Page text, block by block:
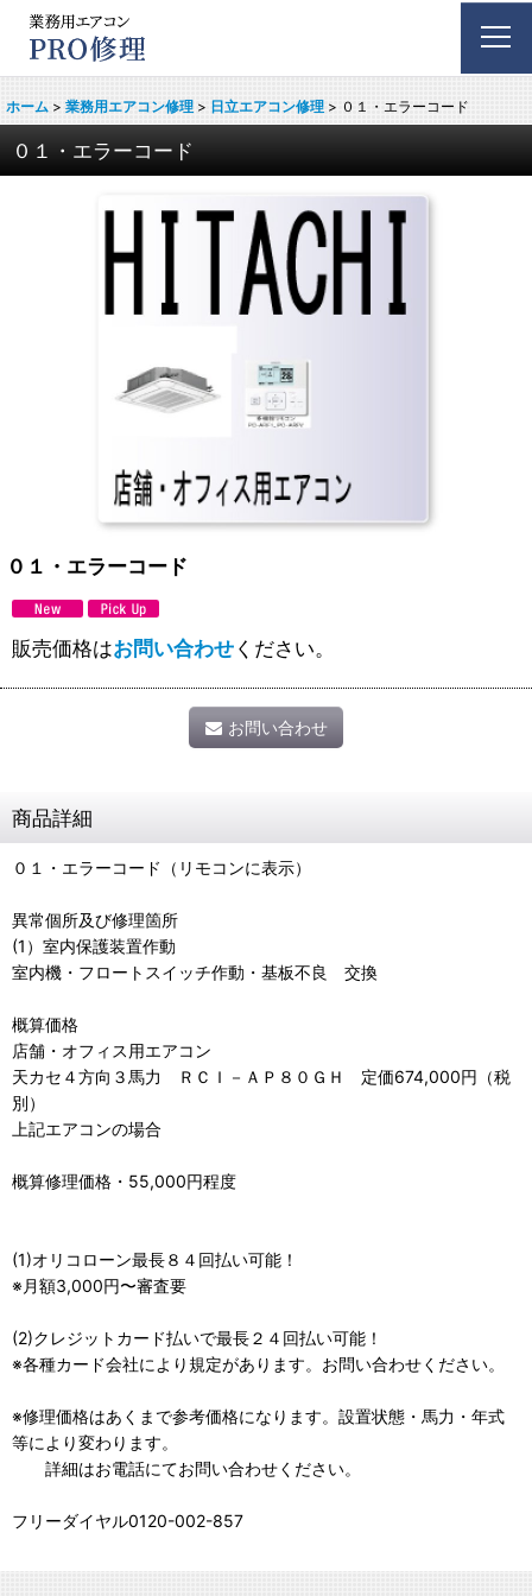
ホーム > 業務用エアコン修理 > 日立エアコン修理 > ０１・エラーコード
０１・エラーコード
０１・エラーコード
販売価格はお問い合わせください。
お問い合わせ
商品詳細
０１・エラーコード（リモコンに表示）
異常個所及び修理箇所
(1）室内保護装置作動
室内機・フロートスイッチ作動・基板不良 交換
概算価格
店舗・オフィス用エアコン
天カセ４方向３馬力 ＲＣＩ－ＡＰ８０ＧＨ 定価674,000円（税
別）
上記エアコンの場合
概算修理価格・55,000円程度
(1)オリコローン最長８４回払い可能！
※月額3,000円〜審査要
(2)クレジットカード払いで最長２４回払い可能！
※各種カード会社により規定があります。お問い合わせください。
※修理価格はあくまで参考価格になります。設置状態・馬力・年式
等により変わります。
詳細はお電話にてお問い合わせください。
フリーダイヤル0120-002-857